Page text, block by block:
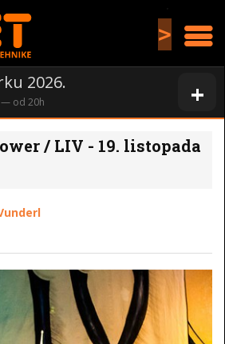
>
+
2026.
— od 20h
/ LIV - 19. listopada